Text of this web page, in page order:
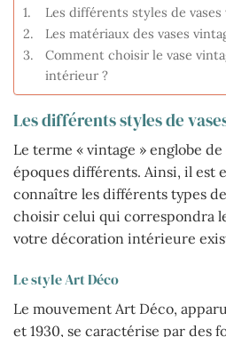
Les différents styles de vases
Les matériaux des vases
Comment choisir le vase
intérieur ?
Les différents styles de
Le terme « vintage » englobe
époques différents. Ainsi, il est
connaître les différents types
choisir celui qui correspondra
votre décoration intérieure
Le style Art Déco
Le mouvement Art Déco,
et 1930, se caractérise par des